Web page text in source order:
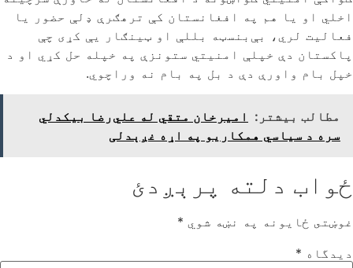
اخلي او یا هم په افغانستان کې ترهګرې ډلې حضور یا
فعالیت لري، بې‌بنسټه بللې او ټینګار یې کړی چې
پاکستان دې خپلې امنیتي ستونزې په خپله حل کړي او د
خپل بام واورې دې د بل په بام نه وراچوي.
مطالب بیشتر:
امیرخان متقي له علي‌رضا بیکدلي
سره د سیاسي همکاریو په اړه غږېدلی
ځواب دلته پرېږدئ
غوښتى ځایونه په نښه شوي *
دیدگاه *